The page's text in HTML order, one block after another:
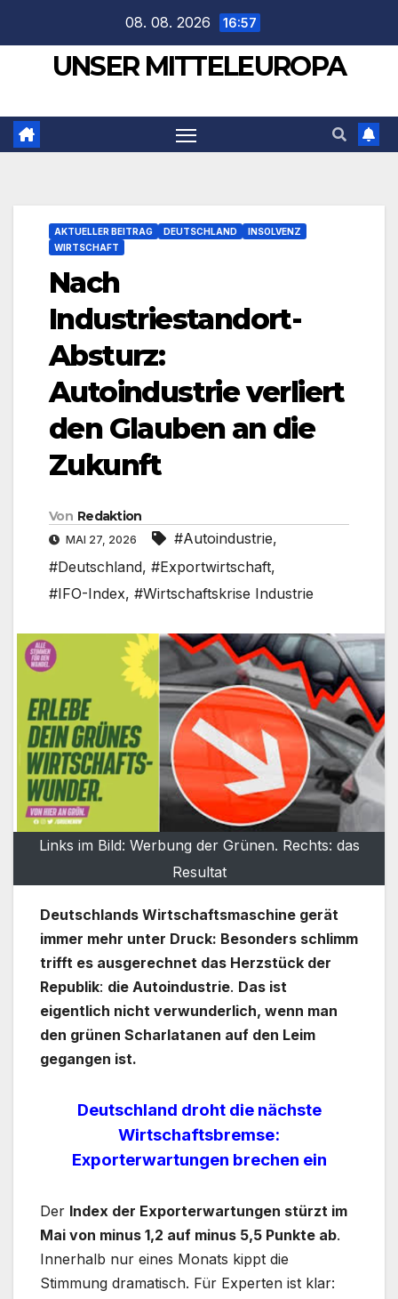
springen
08. 08. 2026 16:57
UNSER MITTELEUROPA
AKTUELLER BEITRAG DEUTSCHLAND
INSOLVENZ
WIRTSCHAFT
Nach
Industriestandort-
Absturz:
Autoindustrie verliert
den Glauben an die
Zukunft
Von Redaktion
MAI 27, 2026 #Autoindustrie,
#Deutschland, #Exportwirtschaft,
#IFO-Index, #Wirtschaftskrise Industrie
Links im Bild: Werbung der Grünen. Rechts: das
Resultat
Deutschlands Wirtschaftsmaschine gerät
immer mehr unter Druck: Besonders schlimm
trifft es ausgerechnet das Herzstück der
Republik: die Autoindustrie. Das ist
eigentlich nicht verwunderlich, wenn man
den grünen Scharlatanen auf den Leim
gegangen ist.
Deutschland droht die nächste
Wirtschaftsbremse:
Exporterwartungen brechen ein
Der Index der Exporterwartungen stürzt im
Mai von minus 1,2 auf minus 5,5 Punkte ab.
Innerhalb nur eines Monats kippt die
Stimmung dramatisch. Für Experten ist klar: